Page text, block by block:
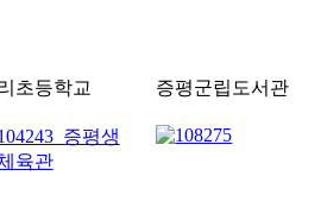
초등학교 증평군립도서관